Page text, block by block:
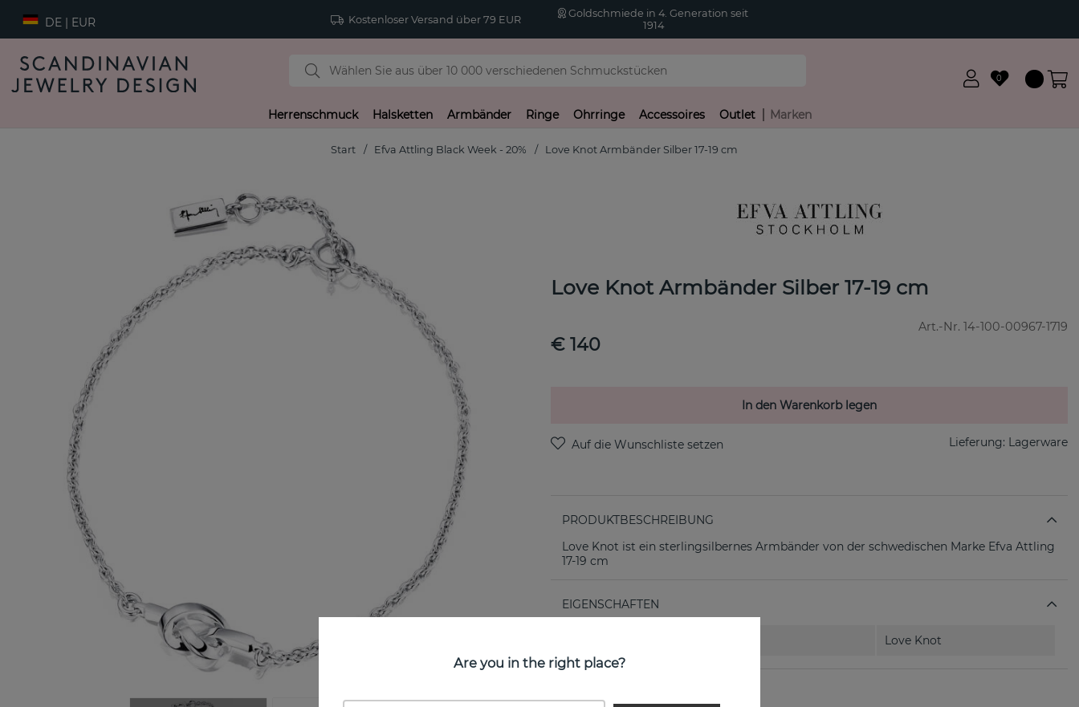
DE | EUR Kostenloser Versand über 79 EUR
Goldschmiede in 4. Generation seit
1914
0
Herrenschmuck Halsketten Armbänder Ringe Ohrringe Accessoires Outlet Marken
Start Efva Attling Black Week - 20% Love Knot Armbänder Silber 17-19 cm
Love Knot Armbänder Silber 17-19 cm
Art.-Nr. 14-100-00967-1719
€ 140
In den Warenkorb legen
Lieferung: Lagerware
PRODUKTBESCHREIBUNG
Love Knot ist ein sterlingsilbernes Armbänder von der schwedischen Marke Efva Attling
17-19 cm
EIGENSCHAFTEN
Love Knot
Are you in the right place?